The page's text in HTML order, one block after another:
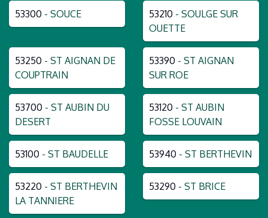
53300 - SOUCE 53210 - SOULGE SUR
OUETTE
53250 - ST AIGNAN DE
COUPTRAIN
53390 - ST AIGNAN
SUR ROE
53700 - ST AUBIN DU
DESERT
53120 - ST AUBIN
FOSSE LOUVAIN
53100 - ST BAUDELLE 53940 - ST BERTHEVIN
53220 - ST BERTHEVIN
LA TANNIERE
53290 - ST BRICE